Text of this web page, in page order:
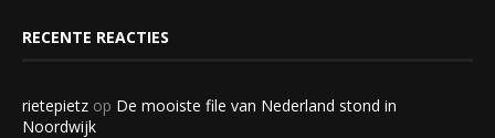
RECENTE REACTIES
rietepietz op De mooiste file van Nederland stond in
Noordwijk